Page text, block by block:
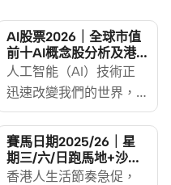
AI股票2026｜全球市值
前十AI概念股分析及港
股AI龍頭完整指南
人工智能（AI）技術正
迅速改變我們的世界，
從醫療保健到金融投
資，AI的應用無處不
在。AI概念股因此成為
投資者關注的焦點。
賽馬日期2025/26｜星
期三/六/日跑馬地+沙田
跑馬時間表
香港人生活節奏急促，